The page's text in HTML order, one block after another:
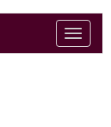
Toggle